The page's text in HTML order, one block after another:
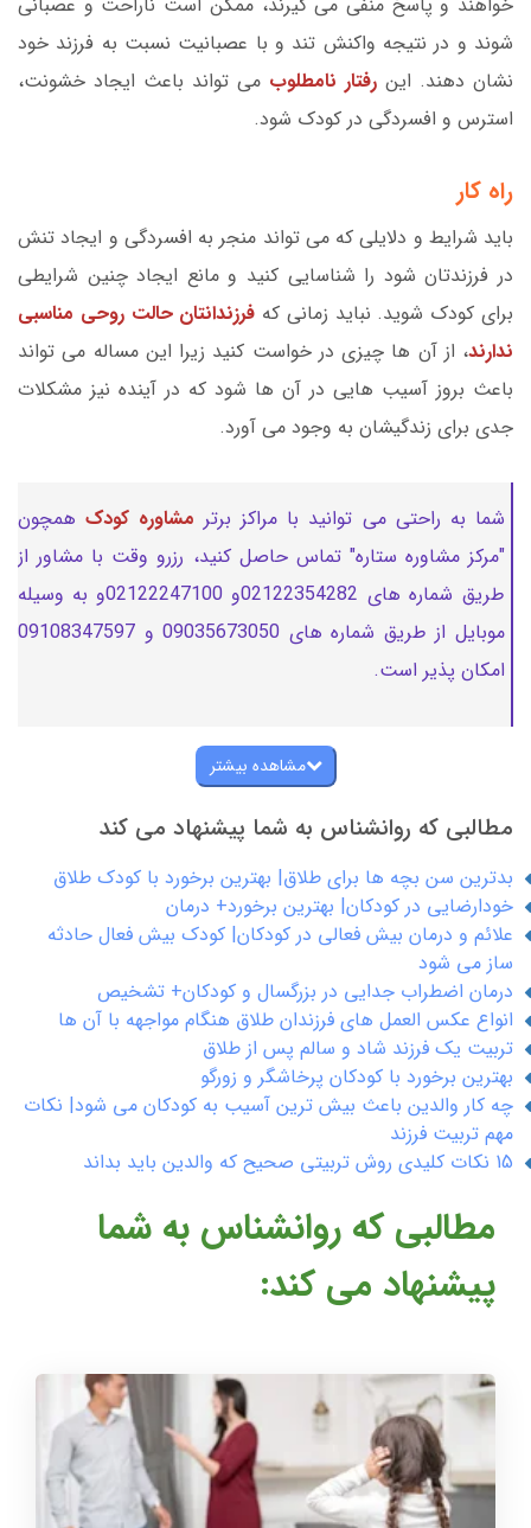
شوند و در نتیجه واکنش تند و با عصبانیت نسبت به فرزند خود
نشان دهند. این رفتار نامطلوب می تواند باعث ایجاد خشونت،
استرس و افسردگی در کودک شود.
راه کار
باید شرایط و دلایلی که می تواند منجر به افسردگی و ایجاد تنش
در فرزندتان شود را شناسایی کنید و مانع ایجاد چنین شرایطی
برای کودک شوید. نباید زمانی که فرزندانتان حالت روحی مناسبی
ندارند، از آن ها چیزی در خواست کنید زیرا این مساله می تواند
باعث بروز آسیب هایی در آن ها شود که در آینده نیز مشکلات
جدی برای زندگیشان به وجود می آورد.
شما به راحتی می توانید با مراکز برتر مشاوره کودک همچون
"مرکز مشاوره ستاره" تماس حاصل کنید، رزرو وقت با مشاور از
طریق شماره های 02122354282و 02122247100و به وسیله
موبایل از طریق شماره های 09035673050 و 09108347597
امکان پذیر است.
مشاهده بیشتر
مطالبی که روانشناس به شما پیشنهاد می کند
بدترین سن بچه ها برای طلاق| بهترین برخورد با کودک طلاق
خودارضایی در کودکان| بهترین برخورد+ درمان
علائم و درمان بیش فعالی در کودکان| کودک بیش فعال حادثه
ساز می شود
درمان اضطراب جدایی در بزرگسال و کودکان+ تشخیص
انواع عکس العمل های فرزندان طلاق هنگام مواجهه با آن ها
تربیت یک فرزند شاد و سالم پس از طلاق
بهترین برخورد با کودکان پرخاشگر و زورگو
چه کار والدین باعث بیش ترین آسیب به کودکان می شود| نکات
مهم تربیت فرزند
15 نکات کلیدی روش تربیتی صحیح که والدین باید بداند
مطالبی که روانشناس به شما
پیشنهاد می کند: